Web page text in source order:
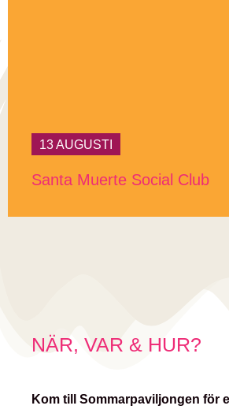
13 AUGUSTI
Santa Muerte Social Club
NÄR, VAR & HUR?
Kom till Sommarpaviljongen för